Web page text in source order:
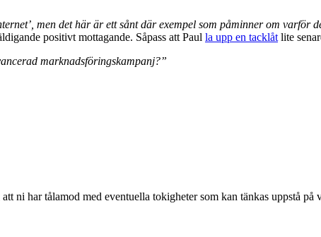
men det här är ett sånt där exempel som påminner om varför
positivt mottagande. Såpass att Paul la upp en tacklåt lite
marknadsföringskampanj?”
har tålamod med eventuella tokigheter som kan tänkas uppstå på